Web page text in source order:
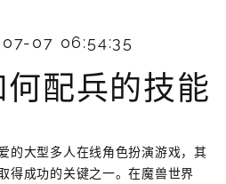
07 06:54:35
配兵的技能
的大型多人在线角色扮演游戏，其
得成功的关键之一。在魔兽世界